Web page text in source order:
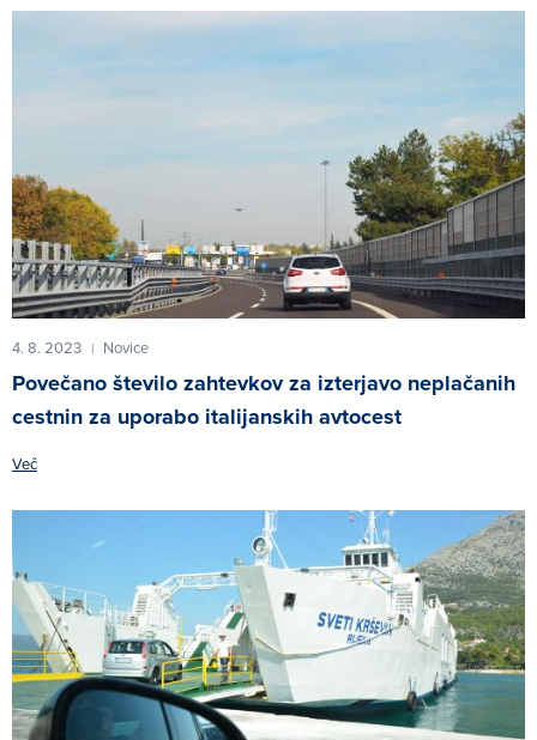
4. 8. 2023 | Novice
Povečano število zahtevkov za izterjavo neplačanih
cestnin za uporabo italijanskih avtocest
Več